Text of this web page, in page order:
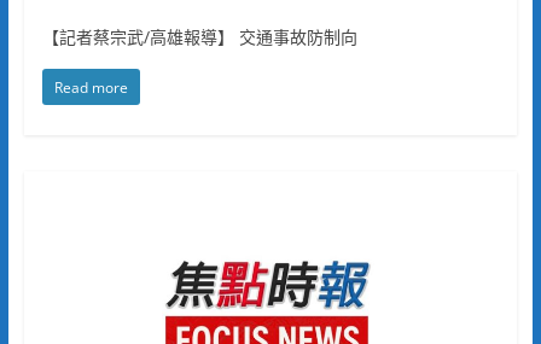
【記者蔡宗武/高雄報導】 交通事故防制向
Read more